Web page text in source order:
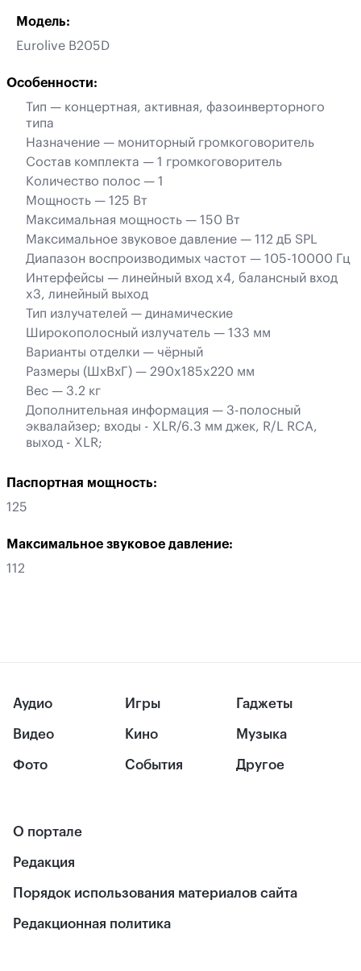
Модель:
Eurolive B205D
Особенности:
Тип — концертная, активная, фазоинверторного
типа
Назначение — мониторный громкоговоритель
Состав комплекта — 1 громкоговоритель
Количество полос — 1
Мощность — 125 Вт
Максимальная мощность — 150 Вт
Максимальное звуковое давление — 112 дБ SPL
Диапазон воспроизводимых частот — 105-10000 Гц
Интерфейсы — линейный вход x4, балансный вход
x3, линейный выход
Тип излучателей — динамические
Широкополосный излучатель — 133 мм
Варианты отделки — чёрный
Размеры (ШхВхГ) — 290x185x220 мм
Вес — 3.2 кг
Дополнительная информация — 3-полосный
эквалайзер; входы - XLR/6.3 мм джек, R/L RCA,
выход - XLR;
Паспортная мощность:
125
Максимальное звуковое давление:
112
Аудио
Видео
Фото
Игры
Кино
События
Гаджеты
Музыка
Другое
О портале
Редакция
Порядок использования материалов сайта
Редакционная политика